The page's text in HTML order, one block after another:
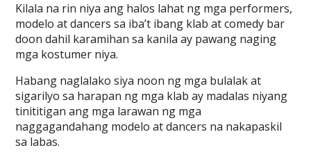
Kilala na rin niya ang halos lahat ng mga performers,
modelo at dancers sa iba’t ibang klab at comedy bar
doon dahil karamihan sa kanila ay pawang naging
mga kostumer niya.
Habang naglalako siya noon ng mga bulalak at
sigarilyo sa harapan ng mga klab ay madalas niyang
tinititigan ang mga larawan ng mga
naggagandahang modelo at dancers na nakapaskil
sa labas.